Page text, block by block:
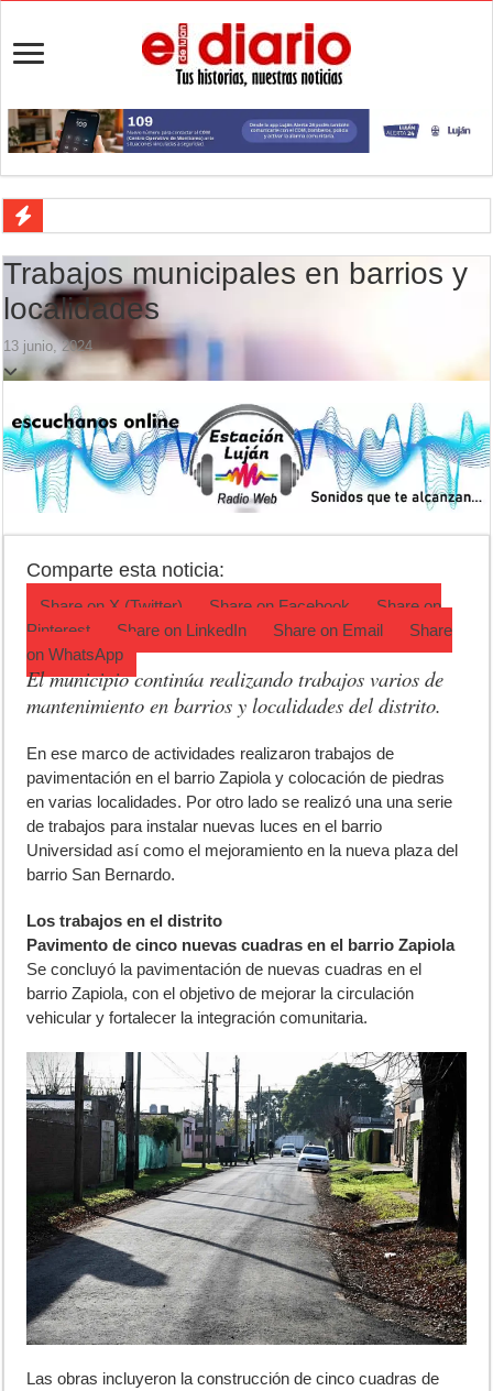
Luján cayó ante Central Córdoba y terminó con nueve jugadores
Peregrinación de veteranos de Malvinas: Luján será sede del primer
Luján defiende la punta ante Central Córdoba
Veredas nuevas en la escuela 21: cómo avanza la obra en La Loma
Flandria empató 1 a 1 ante UAI Urquiza en Jáuregui
Flandria afronta una final anticipada ante UAI Urquiza
Crimen en el Lanusse: murió una mujer y detuvieron a su pareja
Salud mental: Luján puso el bienestar emocional en el centro del
Trabajos municipales en barrios y
localidades
13 junio, 2024
Comparte esta noticia:
Share on X (Twitter) Share on Facebook
Share on
Pinterest
Share on LinkedIn Share on Email
Share
onWhatsApp
El municipio continúa realizando trabajos varios de
mantenimiento en barrios y localidades del distrito.
En ese marco de actividades realizaron trabajos de
pavimentación en el barrio Zapiola y colocación de piedras
en varias localidades. Por otro lado se realizó una una serie
de trabajos para instalar nuevas luces en el barrio
Universidad así como el mejoramiento en la nueva plaza del
barrio San Bernardo.
Los trabajos en el distrito
Pavimento de cinco nuevas cuadras en el barrio Zapiola
Se concluyó la pavimentación de nuevas cuadras en el
barrio Zapiola, con el objetivo de mejorar la circulación
vehicular y fortalecer la integración comunitaria.
Las obras incluyeron la construcción de cinco cuadras de